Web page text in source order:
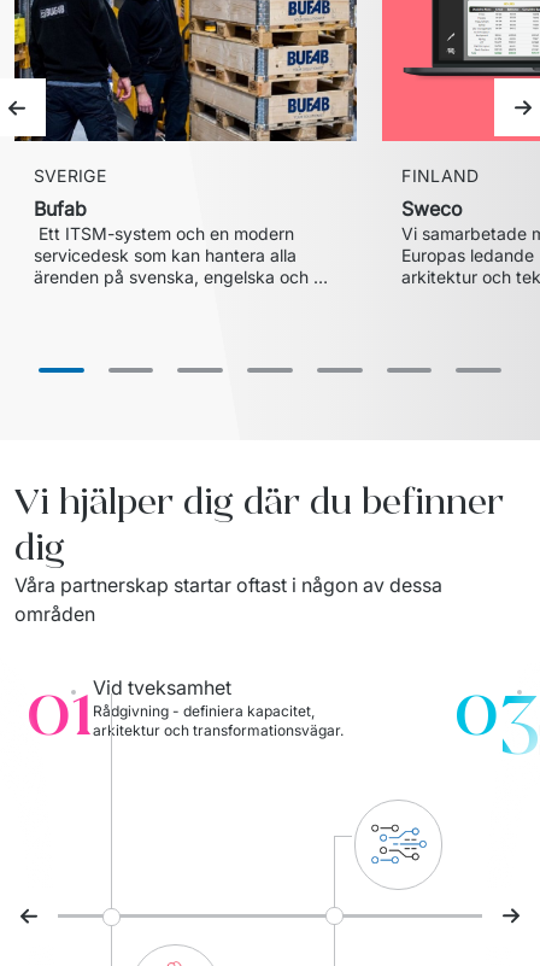
Föregående bild
SVERIGE
Bufab
Ett ITSM-system och en modern
servicedesk som kan hantera alla
ärenden på svenska, engelska och
FINLAND
Sweco
Vi samarbetade
Europas
arkitektur och
Vi hjälper dig där du befinner
dig
Våra partnerskap startar oftast i någon av dessa
områden
Föregående bild
01Vid tveksamhet
Rådgivning - definiera kapacitet,
arkitektur och transformationsvägar.
03